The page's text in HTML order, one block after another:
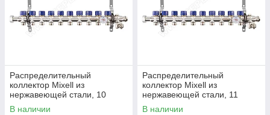
Распределительный
коллектор Mixell из
нержавеющей стали, 10
контуров
В наличии
Распределительный
коллектор Mixell из
нержавеющей стали, 11
контуров
В наличии